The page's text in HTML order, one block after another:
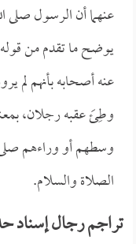
عنهما أن الرسول صلى
يوضح ما تقدم من
عنه أصحابه بأنهم لم
وطِئَ عقبه رجلان،
وسطهم أو وراءهم صلى
الصلاة والسلام.
تراجم رجال إسناد